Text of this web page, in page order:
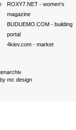
ROXY7.NET- women's
magazine
BUDUEMO.COM- building
portal
4kiev.com- market
mc design